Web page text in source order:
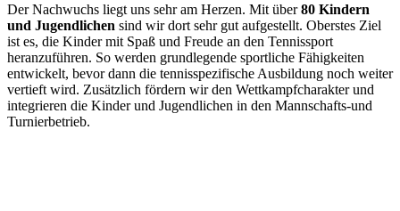
Der Nachwuchs liegt uns sehr am Herzen. Mit über80 Kindern
und Jugendlichen sind wir dort sehr gut aufgestellt. Oberstes Ziel
ist es, die Kinder mit Spaß und Freude an den Tennissport
heranzuführen. So werden grundlegende sportliche Fähigkeiten
entwickelt, bevor dann die tennisspezifische Ausbildung noch weiter
vertieft wird. Zusätzlich fördern wir den Wettkampfcharakter und
integrieren die Kinder und Jugendlichen in den Mannschafts-und
Turnierbetrieb.